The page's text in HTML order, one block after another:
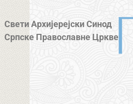
Свети Архијерејски Синод
Српске Православне Цркве